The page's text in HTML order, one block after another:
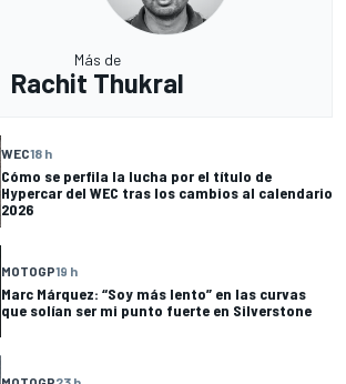
Más de
Rachit Thukral
WEC18 h
Cómo se perfila la lucha por el título de
Hypercar del WEC tras los cambios al calendario
2026
MOTOGP19 h
Marc Márquez: “Soy más lento” en las curvas
que solían ser mi punto fuerte en Silverstone